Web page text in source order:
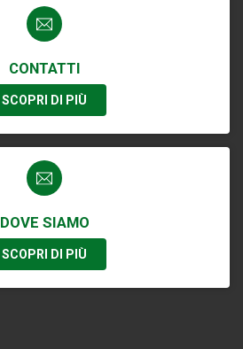
CONTATTI
SCOPRI DI PIÙ
DOVE SIAMO
SCOPRI DI PIÙ